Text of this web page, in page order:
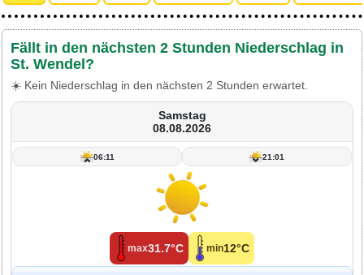
Fällt in den nächsten 2 Stunden Niederschlag in
St. Wendel?
☀️ Kein Niederschlag in den nächsten 2 Stunden erwartet.
Samstag
08.08.2026
06:11 21:01
max31.7°C min12°C